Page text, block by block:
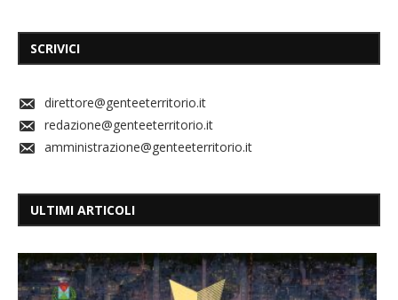
SCRIVICI
direttore@genteeterritorio.it
redazione@genteeterritorio.it
amministrazione@genteeterritorio.it
ULTIMI ARTICOLI